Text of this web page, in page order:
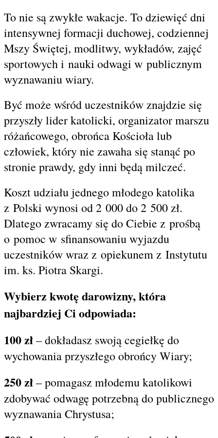
To nie są zwykłe wakacje. To dziewięć dni
intensywnej formacji duchowej, codziennej
Mszy Świętej, modlitwy, wykładów, zajęć
sportowych i nauki odwagi w publicznym
wyznawaniu wiary.
Być może wśród uczestników znajdzie się
przyszły lider katolicki, organizator marszu
różańcowego, obrońca Kościoła lub
człowiek, który nie zawaha się stanąć po
stronie prawdy, gdy inni będą milczeć.
Koszt udziału jednego młodego katolika
z Polski wynosi od 2 000 do 2 500 zł.
Dlatego zwracamy się do Ciebie z prośbą
o pomoc w sfinansowaniu wyjazdu
uczestników wraz z opiekunem z Instytutu
im. ks. Piotra Skargi.
Wybierz kwotę darowizny, która
najbardziej Ci odpowiada:
100 zł– dokładasz swoją cegiełkę do
wychowania przyszłego obrońcy Wiary;
250 zł– pomagasz młodemu katolikowi
zdobywać odwagę potrzebną do publicznego
wyznawania Chrystusa;